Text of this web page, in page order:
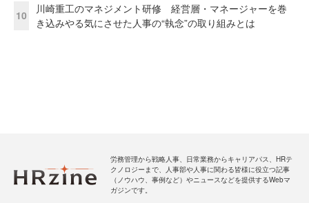
10
川崎重工のマネジメント研修 経営層・マネージャーを巻
き込みやる気にさせた人事の“執念”の取り組みとは
労務管理から戦略人事、日常業務からキャリアパス、HRテ
クノロジーまで、人事部や人事に関わる皆様に役立つ記事
（ノウハウ、事例など）やニュースなどを提供するWebマ
ガジンです。